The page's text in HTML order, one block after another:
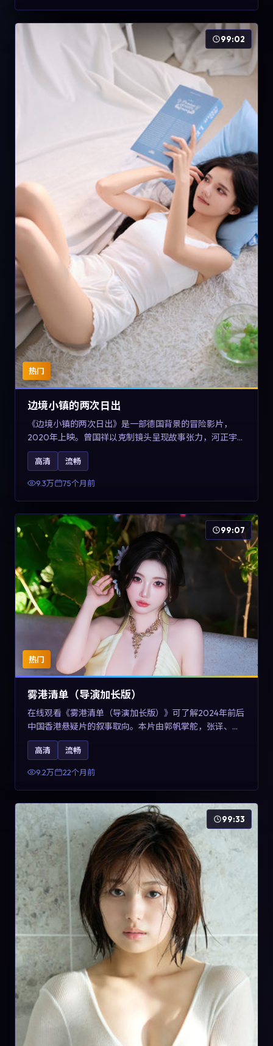
热门
99:02
边境小镇的两次日出
《边境小镇的两次日出》是一部德国背景的冒险影片，
2020年上映。曾国祥以克制镜头呈现故事张力，河正宇、
孙俪与任素汐的对手戏可圈可点。剧情层面在战争余波中
刻画小人物的尊严与信念，对关注导演风格与演员阵容的
观众具有检索与收藏价值。
高清 流畅
9.3万 75个月前
热门
99:07
雾港清单（导演加长版）
在线观看《雾港清单（导演加长版）》可了解2024年前后
中国香港悬疑片的叙事取向。本片由郭帆掌舵，张译、王
景春与咏梅主演，情节通过音乐与声音设计强化情绪张
力，兼具娱乐性与讨论空间，适合作为片单补充与类型对
比参考。
高清 流畅
9.2万 22个月前
99:33